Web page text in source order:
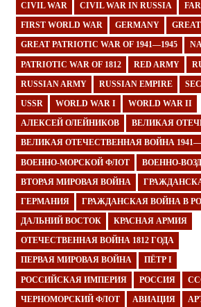
CIVIL WAR CIVIL WAR IN RUSSIA
FIRST WORLD WAR GERMANY
GREAT PATRIOTIC WAR OF 1941—1945
PATRIOTIC WAR OF 1812 RED ARMY
RUSSIAN ARMY RUSSIAN EMPIRE
USSR WORLD WAR I WORLD WAR II
АЛЕКСЕЙ ОЛЕЙНИКОВ ВЕЛИКАЯ
ВЕЛИКАЯ ОТЕЧЕСТВЕННАЯ ВОЙНА
ВОЕННО-МОРСКОЙ ФЛОТ ВОЕННО-
ВТОРАЯ МИРОВАЯ ВОЙНА
ГЕРМАНИЯ ГРАЖДАНСКАЯ ВОЙНА В
ДАЛЬНИЙ ВОСТОК КРАСНАЯ АРМИЯ
ОТЕЧЕСТВЕННАЯ ВОЙНА 1812 ГОДА
ПЕРВАЯ МИРОВАЯ ВОЙНА ПЁТР I
РОССИЙСКАЯ ИМПЕРИЯ РОССИЯ
ЧЕРНОМОРСКИЙ ФЛОТ АВИАЦИЯ